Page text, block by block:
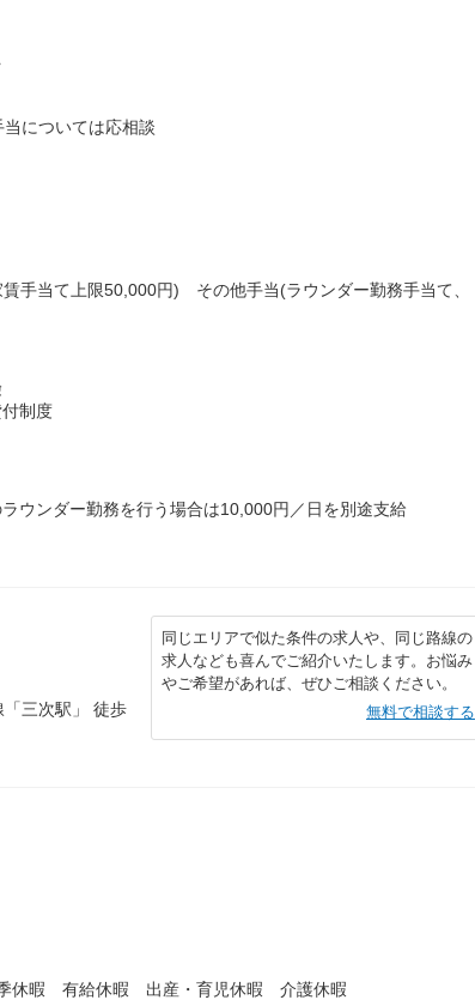
については応相談
当て上限50,000円) その他手当(ラウンダー勤務手当て、
制度
ウンダー勤務を行う場合は10,000円／日を別途支給
「三次駅」 徒歩
同じエリアで似た条件の求人や、同じ路線の
求人なども喜んでご紹介いたします。お悩み
やご希望があれば、ぜひご相談ください。
無料で相談する
暇 有給休暇 出産・育児休暇 介護休暇